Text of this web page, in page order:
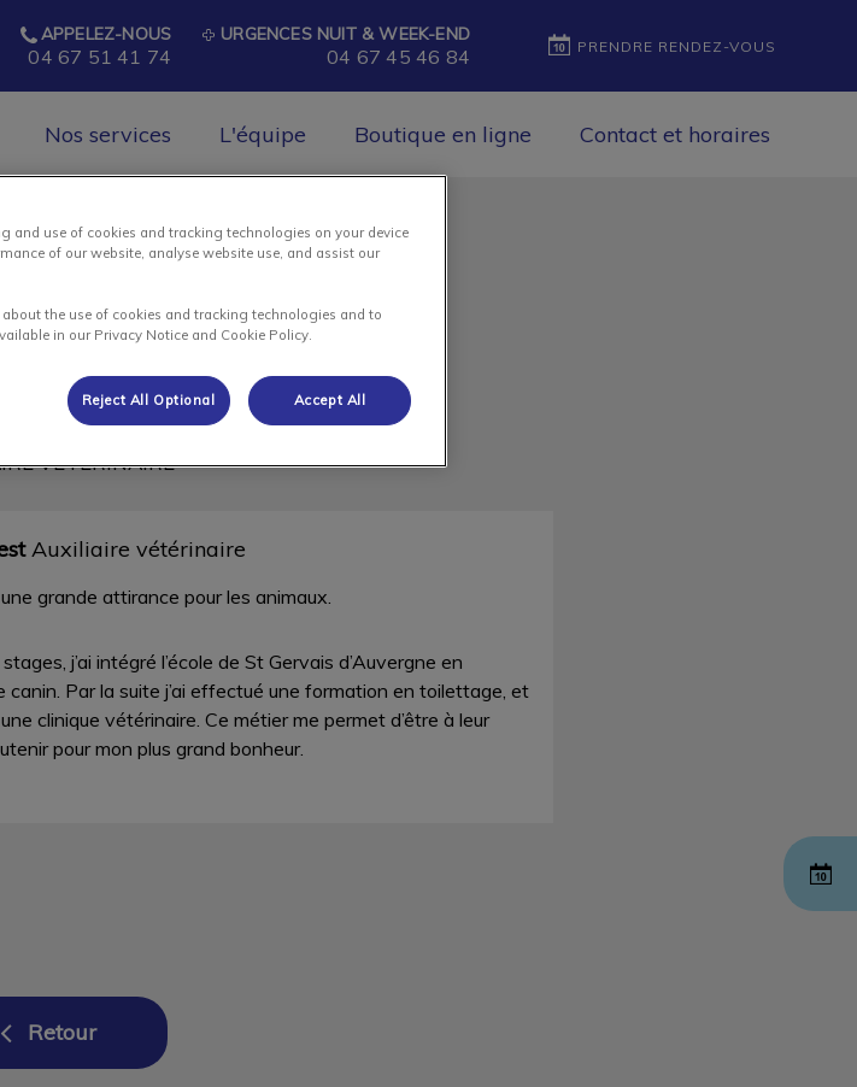
APPELEZ-NOUS
04 67 51 41 74
URGENCES NUIT & WEEK-END
04 67 45 46 84 PRENDRE RENDEZ-VOUS
Nos services L'équipe Boutique en ligne Contact et horaires
Forest
VÉTÉRINAIRE
Auxiliaire vétérinaire
une grande attirance pour les animaux.
j’ai intégré l’école de St Gervais d’Auvergne en
canin. Par la suite j’ai effectué une formation en toilettage, et
clinique vétérinaire. Ce métier me permet d’être à leur
pour mon plus grand bonheur.
Retour
and use of cookies and tracking technologies on your device
of our website, analyse website use, and assist our
the use of cookies and tracking technologies and to
in our Privacy Notice and Cookie Policy.
Reject All Optional Accept All